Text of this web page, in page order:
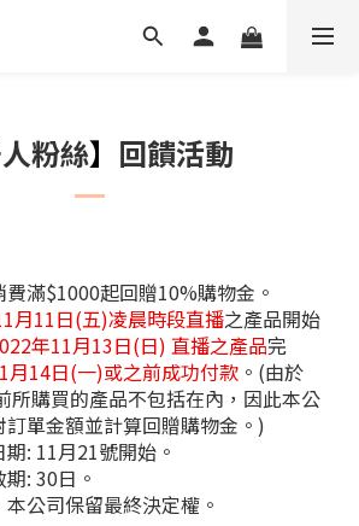
人粉絲】 回饋活動
費滿$1000起回贈10%購物金。
月11日(五)凌晨時段直播之產品開始
年11月13日(日) 直播之產品完
月14日(一)或之前成功付款 。(由於
所購買的產品不包括在內，因此本公
訂單金額並計算回贈購物金。)
: 11月21號開始。
: 30日。
公司保留最終決定權。